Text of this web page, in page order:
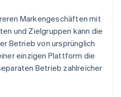
Markengeschäften mit
und Zielgruppen kann die
Betrieb von ursprünglich
einzigen Plattform die
Betrieb zahlreicher